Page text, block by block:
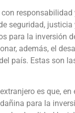
seguridad, justicia
para la inversión
además, el
país. Estas son
es que, en
para la